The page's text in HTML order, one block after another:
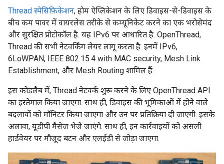
Thread स्पेसिफ़िकेशन, होम ऐप्लिकेशन के लिए डिवाइस-से-डिवाइस के
बीच कम पावर में वायरलेस तरीके से कम्यूनिकेट करने का एक भरोसेमंद
और सुरक्षित प्रोटोकॉल है. यह IPv6 पर आधारित है. OpenThread,
Thread की सभी नेटवर्किंग लेयर लागू करता है. इनमें IPv6,
6LoWPAN, IEEE 802.15.4 with MAC security, Mesh Link
Establishment, और Mesh Routing शामिल हैं.
इस कोडलैब में, Thread नेटवर्क शुरू करने के लिए OpenThread API
का इस्तेमाल किया जाएगा. साथ ही, डिवाइस की भूमिकाओं में होने वाले
बदलावों को मॉनिटर किया जाएगा और उन पर प्रतिक्रिया दी जाएगी. इसके
अलावा, यूडीपी मैसेज भेजे जाएंगे. साथ ही, इन कार्रवाइयों को असली
हार्डवेयर पर मौजूद बटन और एलईडी से जोड़ा जाएगा.